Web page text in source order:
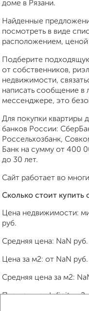
доме в Рязани.
Найденные
посмотреть в виде
расположением,
Подберите
от собственников,
недвижимости,
написать сообщение в
мессенджере, это
Для покупки квартиры
банков России:
Россельхозбанк,
Банк на сумму от 400
до 30 лет.
Сайт работает во
Сколько стоит купить
Цена недвижимости:
руб.
Средняя цена: NaN руб.
Цена за м2: от NaN
Средняя цена за м2:
Площадь: отInfinityм2